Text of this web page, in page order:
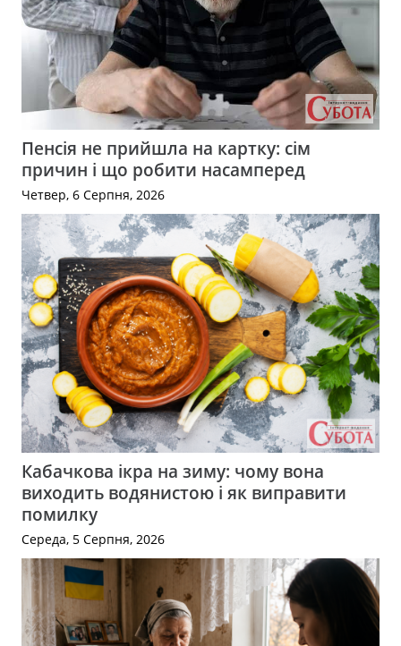
Пенсія не прийшла на картку: сім
причин і що робити насамперед
Четвер, 6 Серпня, 2026
Кабачкова ікра на зиму: чому вона
виходить водянистою і як виправити
помилку
Середа, 5 Серпня, 2026